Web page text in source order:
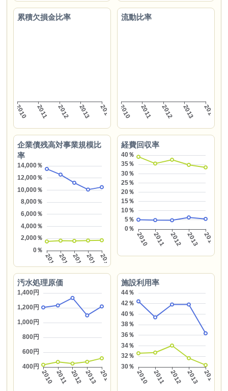
累積欠損金比率 流動比率
企業債残高対事業規模比
率
経費回収率
汚水処理原価 施設利用率